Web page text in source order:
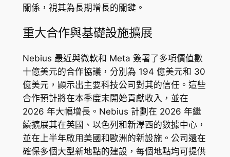
關係，視其為長期增長的關鍵。
重大合作與基礎設施擴展
Nebius 最近與微軟和 Meta 簽署了多項價值數
十億美元的合作協議，分別為 194 億美元和 30
億美元，顯示出主要科技公司對其的信任。這些
合作預計將在本季度末開始貢獻收入，並在
2026 年大幅增長。Nebius 計劃在 2026 年繼
續擴展其在英國、以色列和新澤西的數據中心，
並在上半年啟用美國和歐洲的新設施。公司還在
確保多個大型新地點的建設，每個地點均可提供